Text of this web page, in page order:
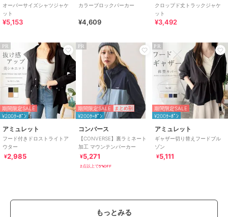
オーバーサイズシャツジャケ
ット
¥5,153
カラーブロックパーカー
¥4,609
クロップド丈トラックジャケ
ット
¥3,492
PR
期間限定SALE
¥200ｸｰﾎﾟﾝ
アミュレット
フード付きドロストライトア
ウター
¥2,985
PR
期間限定SALE まとめ割
¥200ｸｰﾎﾟﾝ
コンバース
【CONVERSE】裏ラミネート
加工 マウンテンパーカー
¥5,271
2点以上で5%OFF
PR
期間限定SALE
¥200ｸｰﾎﾟﾝ
アミュレット
ギャザー切り替えフードブル
ゾン
¥5,111
もっとみる